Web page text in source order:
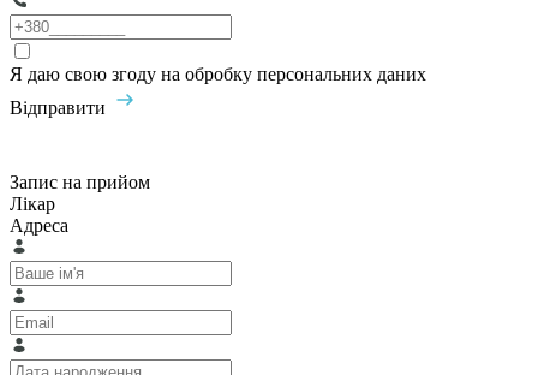
Я даю свою згоду на обробку персональних даних
Відправити
Запис на прийом
Лікар
Адреса